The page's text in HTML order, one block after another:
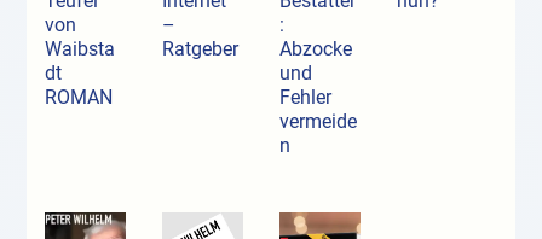
von
Waibsta
dt
ROMAN
–
Ratgeber
:
Abzocke
und
Fehler
vermeide
n